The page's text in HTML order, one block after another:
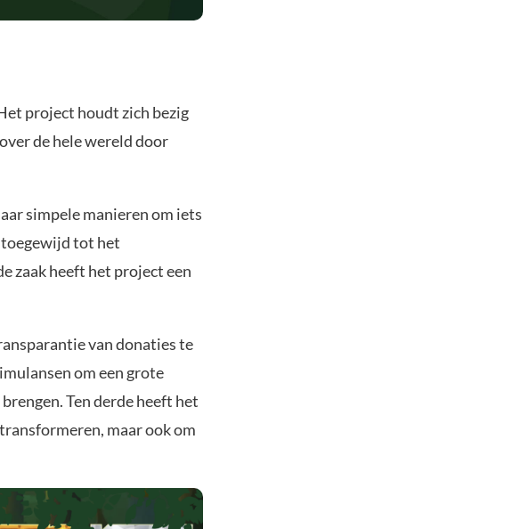
project houdt zich bezig
de hele wereld door
simpele manieren om iets
toegewijd tot het
zaak heeft het project een
van donaties te
om een grote
Ten derde heeft het
maar ook om